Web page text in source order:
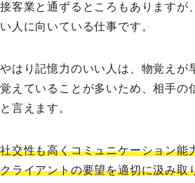
接客業と通ずるところもありますが
い人に向いている仕事です。
やはり記憶力のいい人は、物覚えが
覚えていることが多いため、相手の
と言えます。
社交性も高くコミュニケーション能
クライアントの要望を適切に汲み取